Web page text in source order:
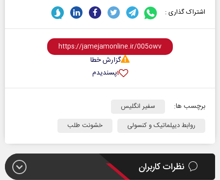
اشتراک گذاری :
گزارش خطا
پسندیدم۱
برچسب ها:
سفیر انگلیس
روابط دیپلماتیک و کنسولی
خشونت طلب
نظرات کاربران